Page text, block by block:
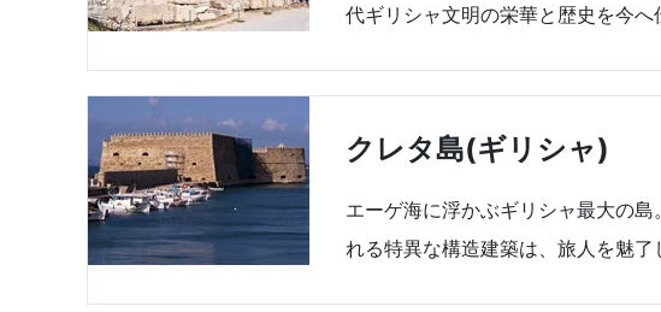
代ギリシャ文明の栄華と歴史を今へ
クレタ島(ギリシャ)
エーゲ海に浮かぶギリシャ最大の
れる特異な構造建築は、旅人を魅了